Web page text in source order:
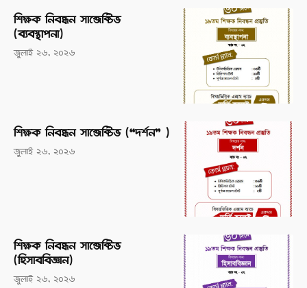
শিক্ষক নিবন্ধন সাব্জেক্টিভ
(ব্যবস্থাপনা)
জুলাই ২৬, ২০২৬
শিক্ষক নিবন্ধন সাব্জেক্টিভ (“দর্শন” )
জুলাই ২৬, ২০২৬
শিক্ষক নিবন্ধন সাব্জেক্টিভ
(হিসাববিজ্ঞান)
জুলাই ২৬, ২০২৬